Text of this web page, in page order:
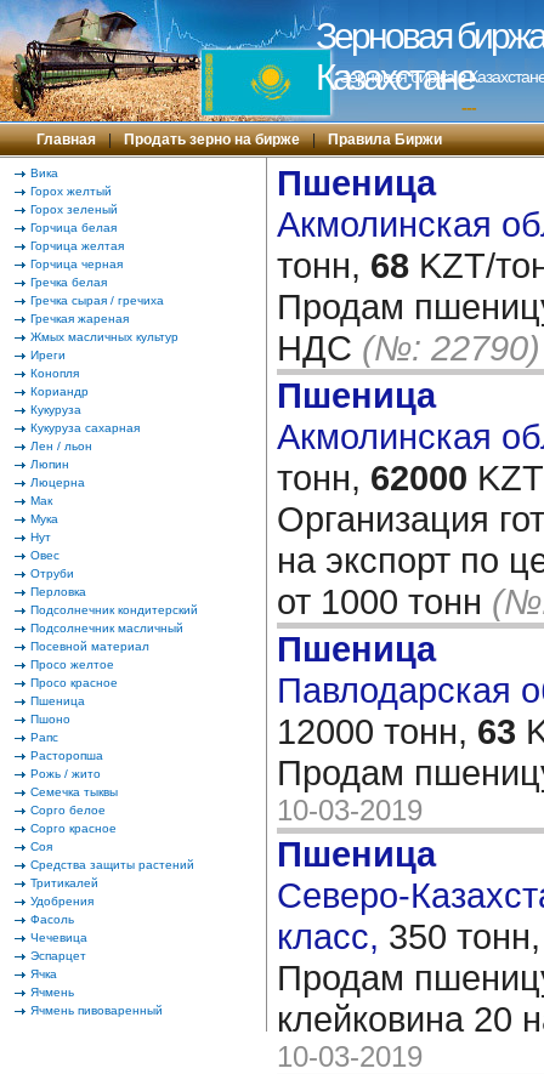
Зерновая
Казахстане
Зерновая биржа в
---
Главная | Продать зерно на бирже | Правила Биржи
Вика
Горох желтый
Горох зеленый
Горчица белая
Горчица желтая
Горчица черная
Гречка белая
Гречка сырая / гречиха
Гречкая жареная
Жмых масличных культур
Иреги
Конопля
Кориандр
Кукуруза
Кукуруза сахарная
Лен / льон
Люпин
Люцерна
Мак
Мука
Нут
Овес
Отруби
Перловка
Подсолнечник кондитерский
Подсолнечник масличный
Посевной материал
Просо желтое
Просо красное
Пшеница
Пшоно
Рапс
Расторопша
Рожь / жито
Семечка тыквы
Сорго белое
Сорго красное
Соя
Средства защиты растений
Тритикалей
Удобрения
Фасоль
Чечевица
Эспарцет
Ячка
Ячмень
Ячмень пивоваренный
Пшеница
Акмолинская
тонн, 68 KZT/
Продам
НДС (№: 22790)
Пшеница
Акмолинская
тонн, 62000
Организация
на экспорт по
от 1000 тонн
Пшеница
Павлодарская
12000 тонн, 63
Продам
10-03-2019
Пшеница
Северо-
класс, 350
Продам
клейковина 20
10-03-2019